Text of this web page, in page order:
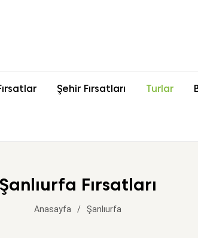
Şehir Fırsatları Turlar
Şanlıurfa Fırsatları
Anasayfa Şanlıurfa